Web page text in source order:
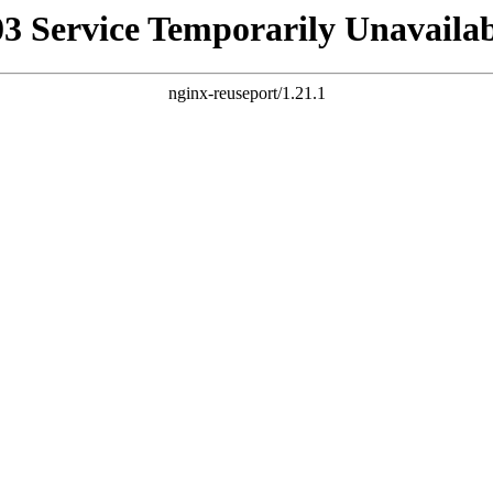
Service Temporarily
nginx-reuseport/1.21.1